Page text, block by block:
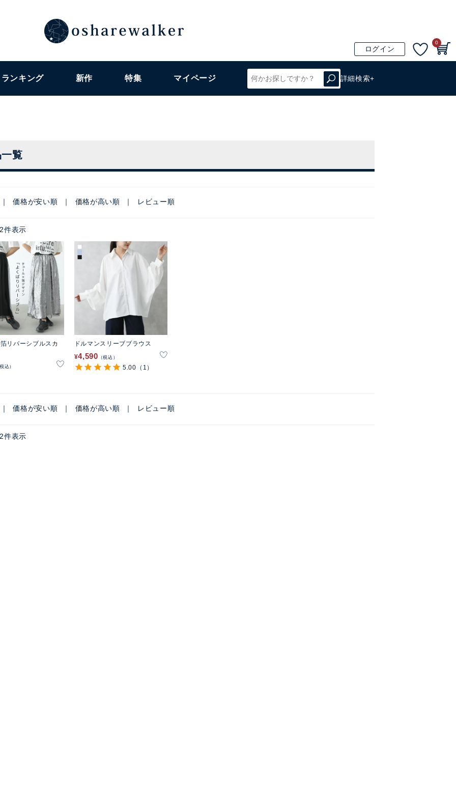
ログイン
0
ランキング 新作 特集 マイページ 詳細検索+
覧
価格が安い順 価格が高い順 レビュー順
2件表示
リバーシブルスカ
込
ドルマンスリーブブラウス
¥4,590 税込
5.00 （1）
価格が安い順 価格が高い順 レビュー順
2件表示